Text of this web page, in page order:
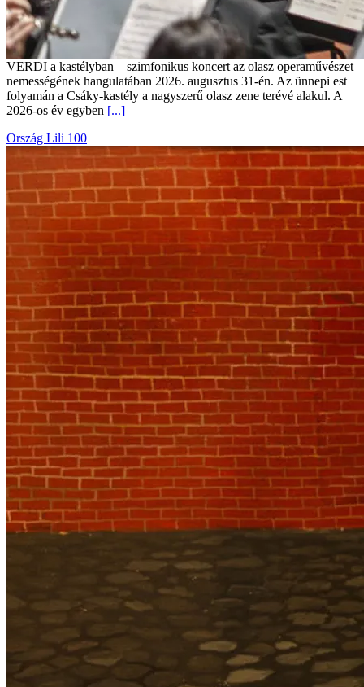
VERDI a kastélyban – szimfonikus koncert az olasz operaművészet
nemességének hangulatában 2026. augusztus 31-én. Az ünnepi est
folyamán a Csáky-kastély a nagyszerű olasz zene terévé alakul. A
2026-os év egyben [...]
Ország Lili 100